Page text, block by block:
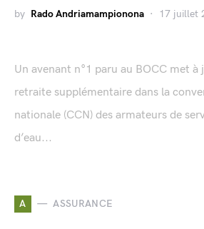
by Rado Andriamampionona 17 juillet
Un avenant n°1 paru au BOCC met
retraite supplémentaire dans la
nationale (CCN) des armateurs de
d’eau...
A ASSURANCE